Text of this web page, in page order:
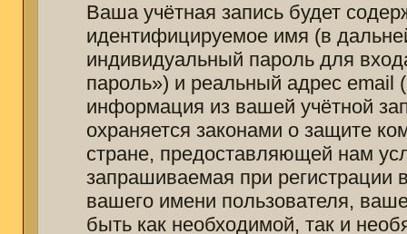
Ваша учётная запись будет
идентифицируемое имя (в
индивидуальный пароль для
пароль») и реальный адрес
информация из вашей учётной
охраняется законами о защите
стране, предоставляющей нам
запрашиваемая при
вашего имени пользователя,
быть как необходимой, так и